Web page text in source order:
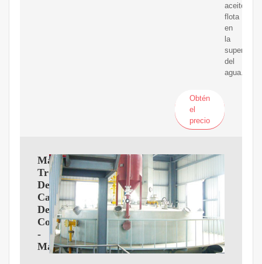
aceite
flota
en
la
superficie
del
agua.
Obtén
el
precio
Máquina
Trituradora
De
Carne
De
Coco
-
Maquindustria